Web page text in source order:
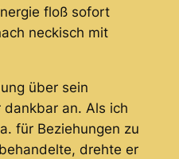
floß sofort
neckisch mit
über sein
dankbar an. Als ich
für Beziehungen zu
drehte er